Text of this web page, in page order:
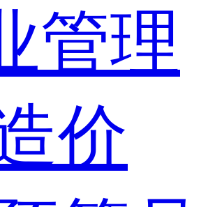
管理
价